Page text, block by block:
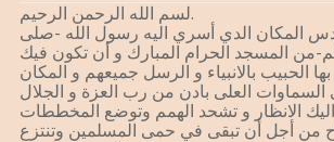
لسم الله الرحمن الرحيم.
المكان الدي أسري اليه رسول الله -صلى
من المسجد الحرام المبارك و أن تكون فيك
بها الحبيب بالانبياء و الرسل جميعهم و المكان
العلى بادن من رب العزة و الجلال
الانظار و تشحد الهمم وتوضع المخططات
من أجل أن تبقى في حمى المسلمين وتنتزع